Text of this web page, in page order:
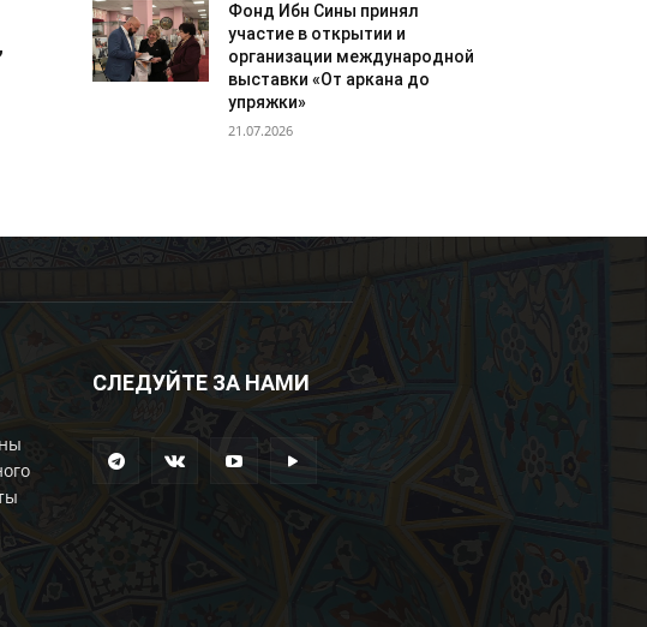
Фонд Ибн Сины принял
участие в открытии и
организации международной
выставки «От аркана до
упряжки»
21.07.2026
СЛЕДУЙТЕ ЗА НАМИ